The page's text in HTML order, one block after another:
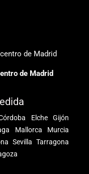
de Madrid
Elche
Gijón
Mallorca
Murcia
Sevilla Tarragona